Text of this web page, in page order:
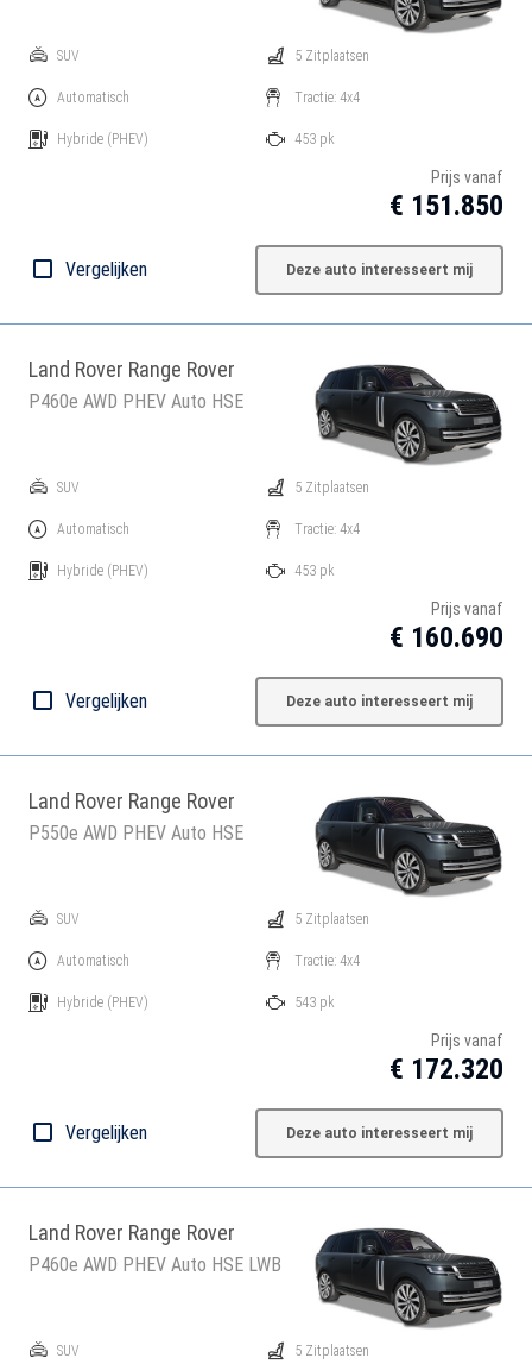
SUV
Automatisch
Hybride (PHEV)
5 Zitplaatsen
Tractie: 4x4
453 pk
Prijs vanaf
€ 151.850
Vergelijken Deze auto interesseert mij
Land Rover Range Rover
P460e AWD PHEV Auto HSE
SUV
Automatisch
Hybride (PHEV)
5 Zitplaatsen
Tractie: 4x4
453 pk
Prijs vanaf
€ 160.690
Vergelijken Deze auto interesseert mij
Land Rover Range Rover
P550e AWD PHEV Auto HSE
SUV
Automatisch
Hybride (PHEV)
5 Zitplaatsen
Tractie: 4x4
543 pk
Prijs vanaf
€ 172.320
Vergelijken Deze auto interesseert mij
Land Rover Range Rover
P460e AWD PHEV Auto HSE LWB
SUV 5 Zitplaatsen